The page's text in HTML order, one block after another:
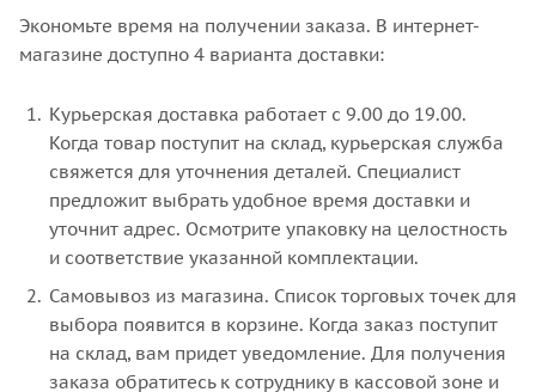
Экономьте время на получении заказа. В интернет-
магазине доступно 4 варианта доставки:
Курьерская доставка работает с 9.00 до 19.00.
Когда товар поступит на склад, курьерская служба
свяжется для уточнения деталей. Специалист
предложит выбрать удобное время доставки и
уточнит адрес. Осмотрите упаковку на целостность
и соответствие указанной комплектации.
Самовывоз из магазина. Список торговых точек для
выбора появится в корзине. Когда заказ поступит
на склад, вам придет уведомление. Для получения
заказа обратитесь к сотруднику в кассовой зоне и